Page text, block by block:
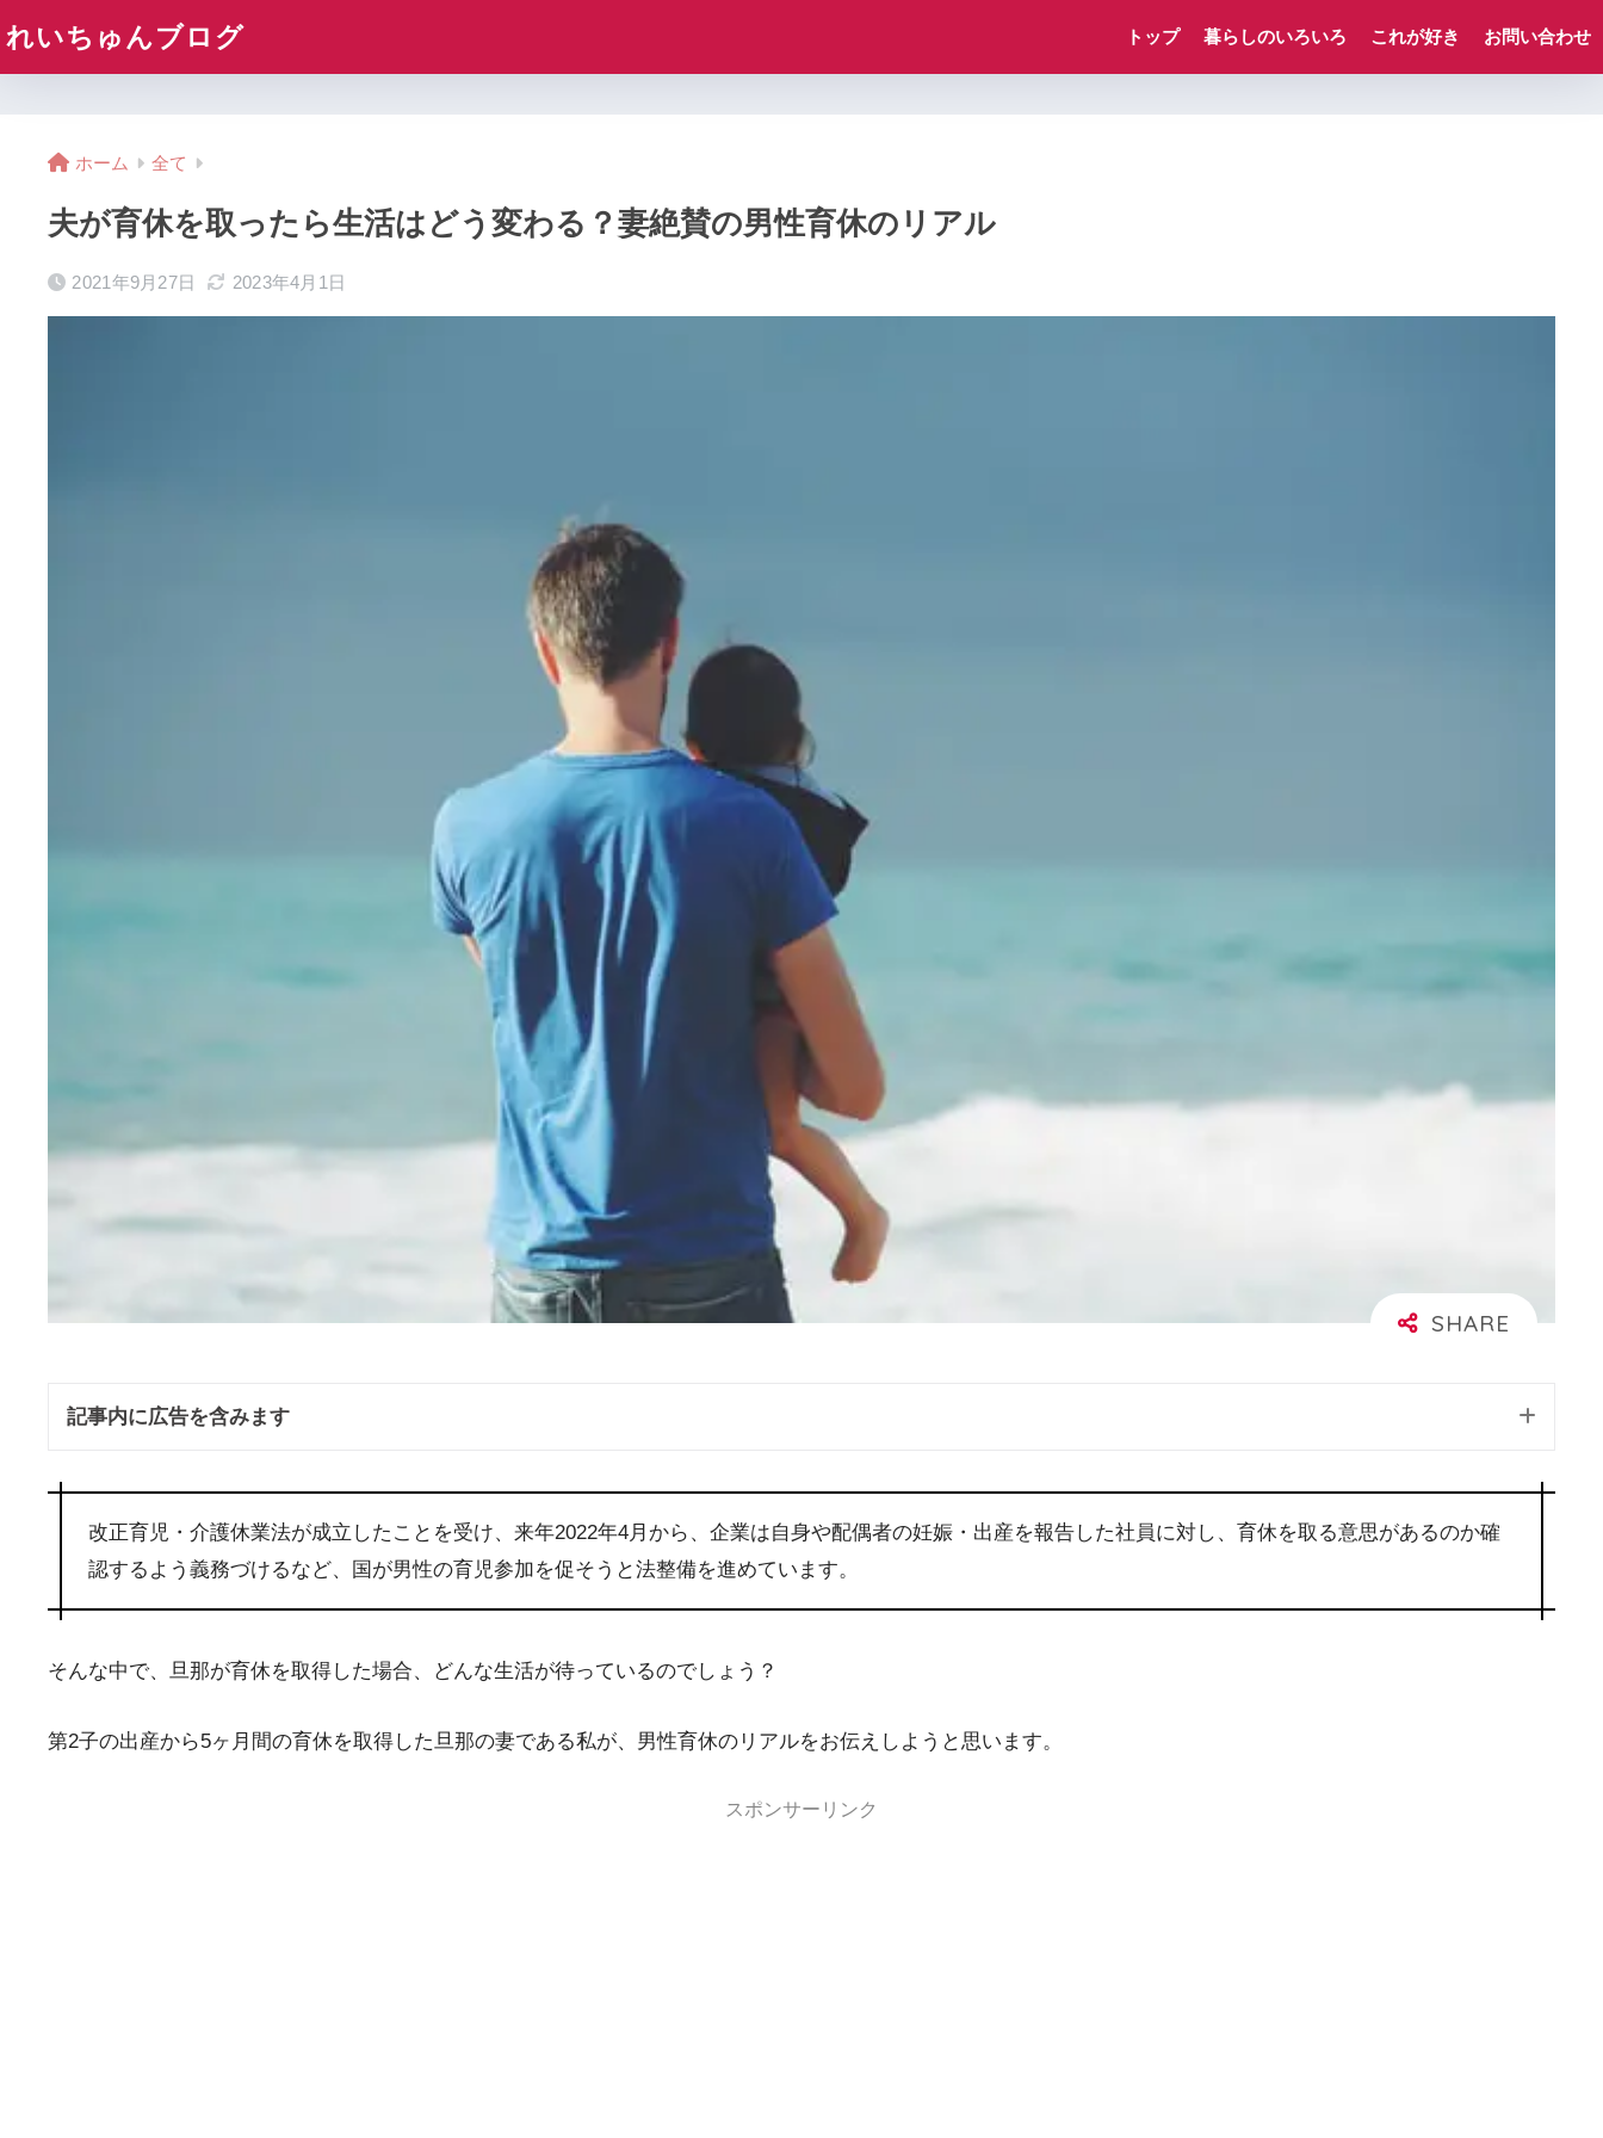
れいちゅんブログ トップ 暮らしのいろいろ これが好き お問い合わせ
ホーム 全て
夫が育休を取ったら生活はどう変わる？妻絶賛の男性育休のリアル
2021年9月27日 2023年4月1日
記事内に広告を含みます
改正育児・介護休業法が成立したことを受け、来年2022年4月から、企業は自身や配偶者の妊娠・出産を報告した社員に対し、育休を取る意思があるのか確
認するよう義務づけるなど、国が男性の育児参加を促そうと法整備を進めています。
そんな中で、旦那が育休を取得した場合、どんな生活が待っているのでしょう？
第2子の出産から5ヶ月間の育休を取得した旦那の妻である私が、男性育休のリアルをお伝えしようと思います。
スポンサーリンク